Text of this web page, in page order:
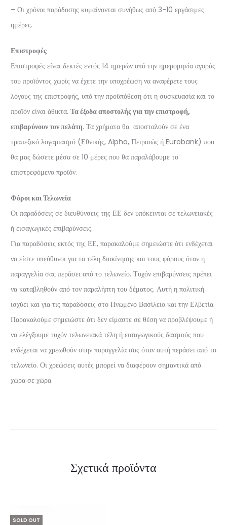
– Οι χρόνοι παράδοσης κυμαίνονται συνήθως από 3-10 εργάσιμες
ημέρες.
Επιστροφές
Επιστροφές είναι δεκτές εντός 14 ημερών από την ημερομηνία αγοράς
του προϊόντος χωρίς να έχετε την υποχρέωση να αναφέρετε τους
λόγους της επιστροφής, υπό την προϋπόθεση ότι η συσκευασία και το
προϊόν είναι άθικτα. Τα έξοδα αποστολής για την επιστροφή,
επιβαρύνουν τον πελάτη. Τα χρήματα θα αποσταλούν σε ένα
τραπεζικό λογαριασμό (Εθνικής, Alpha, Πειραιώς ή Eurobank) που
θα μας δώσετε μέσα σε 10 μέρες που θα παραλάβουμε το
επιστρεφόμενο προϊόν.
Φόροι και Τελωνεία
Οι παραδόσεις σε διευθύνσεις της ΕΕ δεν υπόκεινται σε τελωνειακές
ή εισαγωγικές επιβαρύνσεις.
Για παραδόσεις εκτός της ΕΕ, παρακαλούμε σημειώστε ότι ενδέχεται
να είστε υπεύθυνοι για τα τέλη διακίνησης και τους φόρους όταν η
παραγγελία σας περάσει από το τελωνείο. Τυχόν επιβαρύνσεις πρέπει
να καταβληθούν από τον παραλήπτη του δέματος. Αυτή η πολιτική
ισχύει και για τις παραδόσεις στο Ηνωμένο Βασίλειο και την Ελβετία.
Παρακαλούμε σημειώστε ότι δεν είμαστε σε θέση να προβλέψουμε ή
να ελέγξουμε τυχόν τελωνειακά τέλη ή εισαγωγικούς δασμούς που
ενδέχεται να χρεωθούν στην παραγγελία σας όταν αυτή περάσει από το
τελωνείο. Οι χρεώσεις αυτές μπορεί να διαφέρουν σημαντικά από
χώρα σε χώρα.
Σχετικά προϊόντα
SOLD OUT